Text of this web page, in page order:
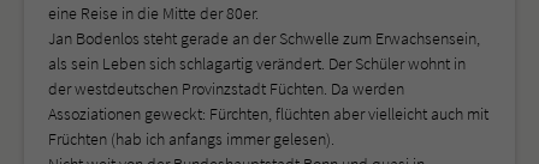
eine Reise in die Mitte der 80er.
Jan Bodenlos steht gerade an der Schwelle zum Erwachsensein,
als sein Leben sich schlagartig verändert. Der Schüler wohnt in
der westdeutschen Provinzstadt Füchten. Da werden
Assoziationen geweckt: Fürchten, flüchten aber vielleicht auch mit
Früchten (hab ich anfangs immer gelesen).